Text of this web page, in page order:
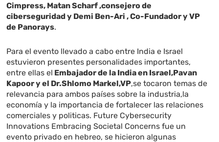
Cimpress, Matan Scharf ,consejero de
ciberseguridad y Demi Ben-Ari , Co-Fundador y VP
de Panorays.
Para el evento llevado a cabo entre India e Israel
estuvieron presentes personalidades importantes,
entre ellas el Embajador de la India en Israel,Pavan
Kapoor y el Dr.Shlomo Markel,VP,se tocaron temas de
relevancia para ambos países sobre la industria,la
economía y la importancia de fortalecer las relaciones
comerciales y politicas. Future Cybersecurity
Innovations Embracing Societal Concerns fue un
evento privado en hebreo, se hicieron algunas